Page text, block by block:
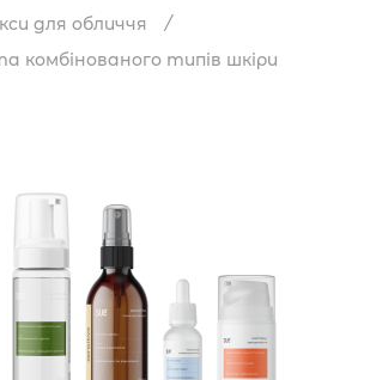
для обличчя
комбінованого типів шкіри